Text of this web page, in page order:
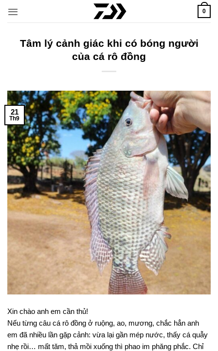
qua
0
Tâm lý cảnh giác khi có bóng người
của cá rô đồng
21
Th9
Xin chào anh em cần thủ!
Nếu từng câu cá rô đồng ở ruộng, ao, mương, chắc hẳn anh
em đã nhiều lần gặp cảnh: vừa lại gần mép nước, thấy cá quẫy
nhẹ rồi… mất tăm, thả mồi xuống thì phao im phăng phắc. Chỉ